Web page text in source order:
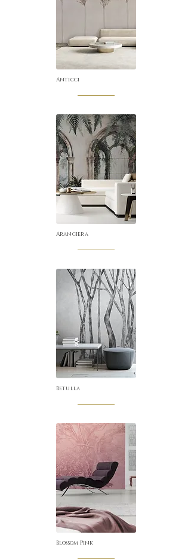
Anticci
Aranciera
Betulla
Blossom Pink